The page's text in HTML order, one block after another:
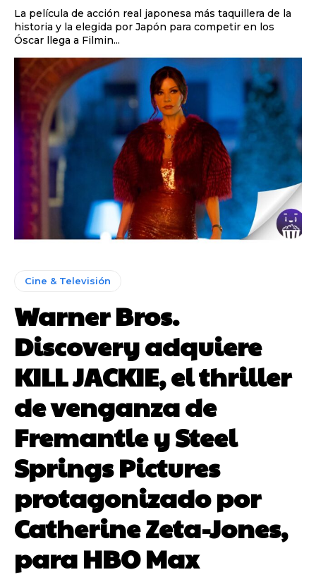
La película de acción real japonesa más taquillera de la
historia y la elegida por Japón para competir en los
Óscar llega a Filmin...
Cine & Televisión
Warner Bros.
Discovery adquiere
KILL JACKIE, el thriller
de venganza de
Fremantle y Steel
Springs Pictures
protagonizado por
Catherine Zeta-Jones,
para HBO Max